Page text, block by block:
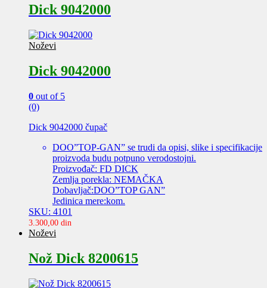
Dick 9042000
Noževi
Dick 9042000
0 out of 5
(0)
Dick 9042000 čupač
DOO”TOP-GAN” se trudi da opisi, slike i specifikacije
proizvoda budu potpuno verodostojni.
Proizvođač: FD DICK
Zemlja porekla: NEMAČKA
Dobavljač:DOO”TOP GAN”
Jedinica mere:kom.
SKU: 4101
3.300,00 din
Noževi
Nož Dick 8200615